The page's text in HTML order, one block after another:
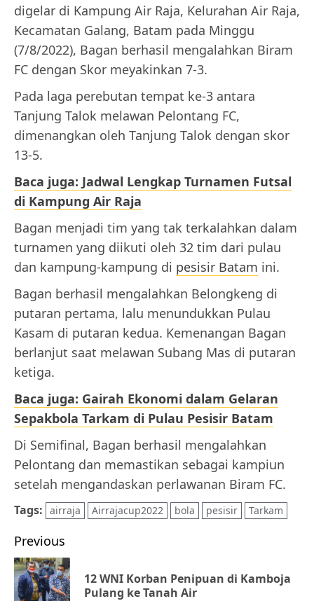
digelar di Kampung Air Raja, Kelurahan Air Raja,
Kecamatan Galang, Batam pada Minggu
(7/8/2022), Bagan berhasil mengalahkan Biram
FC dengan Skor meyakinkan 7-3.
Pada laga perebutan tempat ke-3 antara
Tanjung Talok melawan Pelontang FC,
dimenangkan oleh Tanjung Talok dengan skor
13-5.
Baca juga: Jadwal Lengkap Turnamen Futsal
di Kampung Air Raja
Bagan menjadi tim yang tak terkalahkan dalam
turnamen yang diikuti oleh 32 tim dari pulau
dan kampung-kampung di pesisir Batam ini.
Bagan berhasil mengalahkan Belongkeng di
putaran pertama, lalu menundukkan Pulau
Kasam di putaran kedua. Kemenangan Bagan
berlanjut saat melawan Subang Mas di putaran
ketiga.
Baca juga: Gairah Ekonomi dalam Gelaran
Sepakbola Tarkam di Pulau Pesisir Batam
Di Semifinal, Bagan berhasil mengalahkan
Pelontang dan memastikan sebagai kampiun
setelah mengandaskan perlawanan Biram FC.
Tags: airraja Airrajacup2022 bola pesisir Tarkam
Post
navigation
Previous
12 WNI Korban Penipuan di Kamboja
Pulang ke Tanah Air